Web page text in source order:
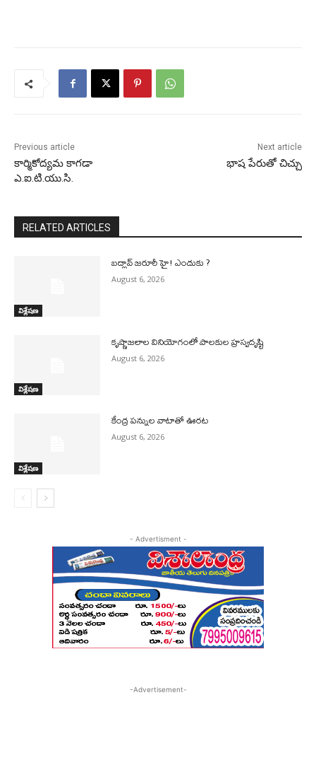
Previous article
కార్మికోద్యమ కాగడా
ఎ.ఐ.టి.యు.సి.
Next article
భాష పేరుతో చిచ్చు
RELATED ARTICLES
విశ్లేషణ
బద్లావ్ జరూరీ హై! ఎందుకు ?
August 6, 2026
విశ్లేషణ
కృష్ణాజలాల వినియోగంలో పాలకుల హ్రస్వదృష్టి
August 6, 2026
విశ్లేషణ
కేంద్ర పన్నుల వాటాతో ఊరట
August 6, 2026
- Advertisment -
-Advertisement-